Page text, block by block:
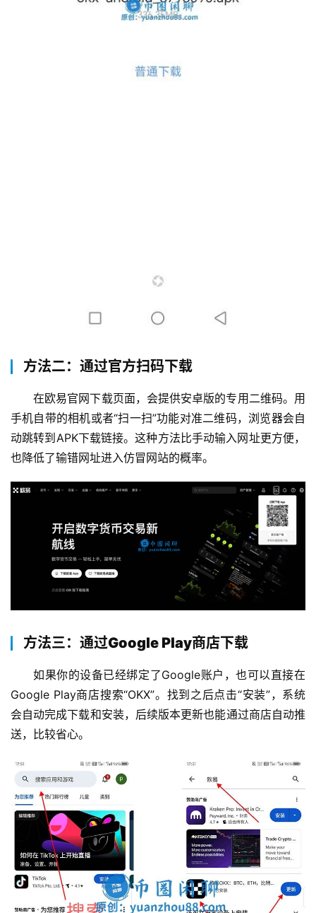
方法二：通过官方扫码下载
在欧易官网下载页面，会提供安卓版的专用二维码。用
手机自带的相机或者“扫一扫”功能对准二维码，浏览器会自
动跳转到APK下载链接。这种方法比手动输入网址更方便，
也降低了输错网址进入仿冒网站的概率。
方法三：通过Google Play商店下载
如果你的设备已经绑定了Google账户，也可以直接在
Google Play商店搜索“OKX”。找到之后点击“安装”，系统
会自动完成下载和安装，后续版本更新也能通过商店自动推
送，比较省心。